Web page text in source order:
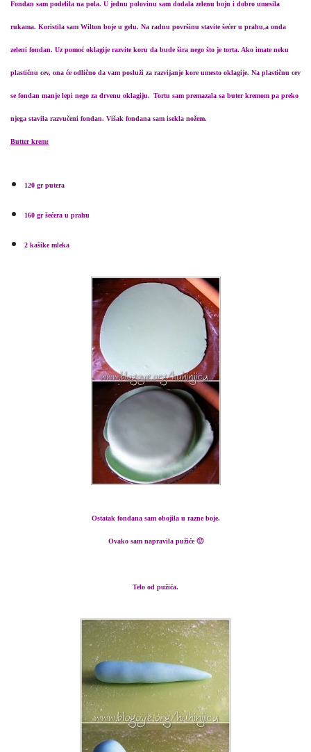
Fondan sam podelila na pola. U jednu polovinu sam dodala zelenu boju i dobro umesila
rukama. Koristila sam Wilton boje u gelu. Na radnu površinu stavite šećer u prahu,a onda
zeleni fondan. Uz pomoć oklagije razvite koru da bude šira nego što je torta. Ako imate neku
plastičnu cev, ona će odlično da vam posluži za razvijanje kore umesto oklagije. Na plastičnu cev
se fondan manje lepi nego za drvenu oklagiju. Tortu sam premazala sa buter kremom pa preko
njega stavila razvučeni fondan. Višak fondana sam isekla nožem.
Butter krem:
120 gr putera
160 gr šećera u prahu
2 kašike mleka
Ostatak fondana sam obojila u razne boje.
Ovako sam napravila pužiće 🙂
Telo od pužića.